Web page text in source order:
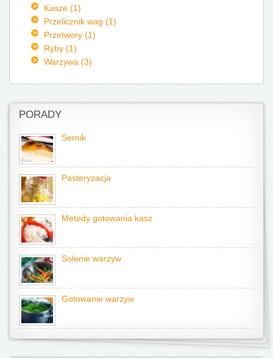
Kasze (1)
Przelicznik wag (1)
Przetwory (1)
Ryby (1)
Warzywa (3)
PORADY
Sernik
Pasteryzacja
Metody gotowania kasz
Solenie warzyw
Gotowanie warzyw